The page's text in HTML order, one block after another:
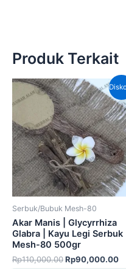
Produk Terkait
Serbuk/Bubuk Mesh-80
Akar Manis | Glycyrrhiza
Glabra | Kayu Legi Serbuk
Mesh-80 500gr
Rp110,000.00
Harga
aslinya
adalah:
Rp110,000.00.
Rp90,000.00